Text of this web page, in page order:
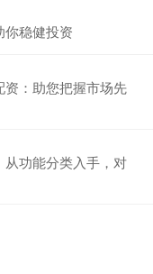
你稳健投资
：助您把握市场先
从功能分类入手，对